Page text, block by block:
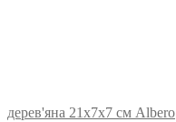
дерев'яна 21х7х7 см Albero